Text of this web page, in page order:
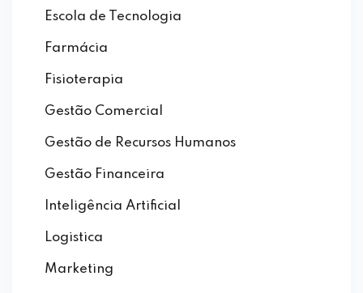
Escola de Tecnologia
Farmácia
Fisioterapia
Gestão Comercial
Gestão de Recursos Humanos
Gestão Financeira
Inteligência Artificial
Logistica
Marketing